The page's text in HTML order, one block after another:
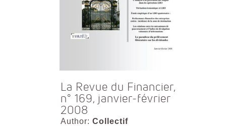
La Revue du Financier,
n° 169, janvier-février
2008
Author: Collectif